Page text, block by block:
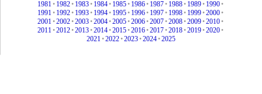
1981• 1982• 1983• 1984• 1985• 1986• 1987• 1988• 1989• 1990•
1991• 1992• 1993• 1994• 1995• 1996• 1997• 1998• 1999•2000•
2001•2002•2003•2004•2005•2006•2007•2008•2009•2010•
2011•2012•2013•2014•2015•2016•2017•2018•2019•2020•
2021•2022•2023•2024•2025